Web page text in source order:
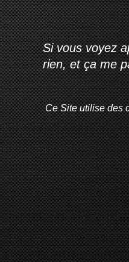
Si vous voyez
rien, et ça me
Ce Site utilise des